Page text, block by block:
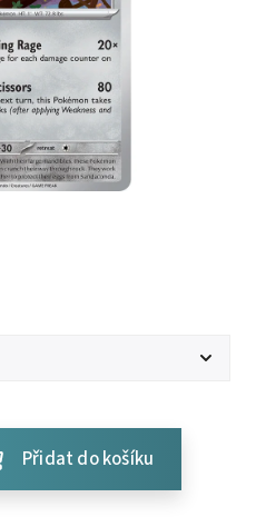
Přidat do košíku